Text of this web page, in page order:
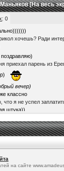
[На весь
:0
хочешь? Ради
приехал парень из
вечер)
классно
что я не успел
штука))
- наверное да))
это на самом деле
Обленился в
Поздравляю!) Твори
на сайте